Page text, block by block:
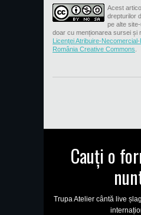
Acest
drepturilor
pe alte
doar cu menționarea sursei și
Licenţei Atribuire-
România Creative Commons
Cauți o
Trupa Atelier cântă live